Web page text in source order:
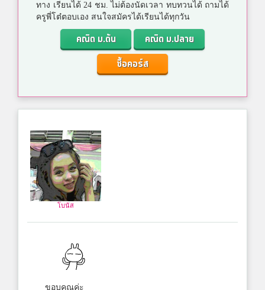
ทาง เรียนได้ 24 ชม. ไม่ต้องนัดเวลา ทบทวนได้ ถามได้
ครูพี่โต๋ตอบเอง สนใจสมัครได้เรียนได้ทุกวัน
คณิต ม.ต้น
คณิต ม.ปลาย
ซื้อคอร์ส
โบนัส
ขอบคุณค่ะ